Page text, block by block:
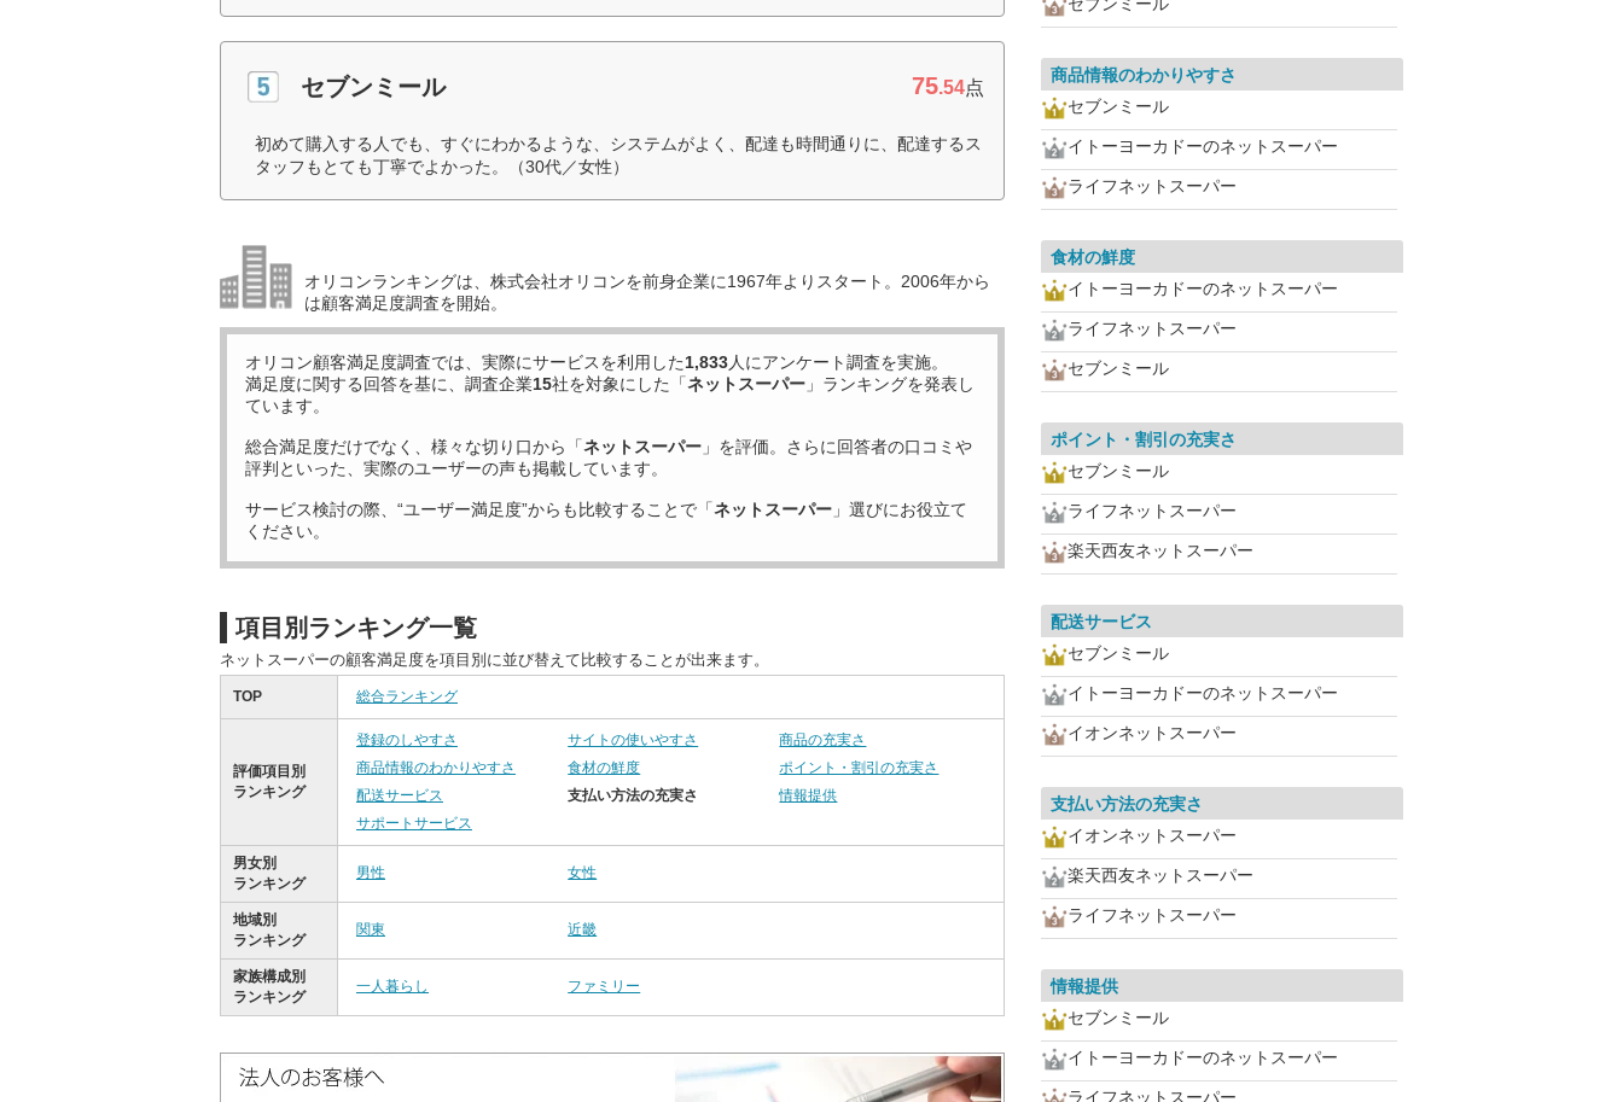
セブンミール 75.54点
初めて購入する人でも、すぐにわかるような、システムがよく、配達も時間通りに、配達するス
タッフもとても丁寧でよかった。（30代／女性）
オリコンランキングは、株式会社オリコンを前身企業に1967年よりスタート。2006年から
は顧客満足度調査を開始。
オリコン顧客満足度調査では、実際にサービスを利用した1,833人にアンケート調査を実施。
満足度に関する回答を基に、調査企業15社を対象にした「ネットスーパー 」ランキングを発表し
ています。
総合満足度だけでなく、様々な切り口から「ネットスーパー 」を評価。さらに回答者の口コミや
評判といった、実際のユーザーの声も掲載しています。
サービス検討の際、“ユーザー満足度”からも比較することで「ネットスーパー 」選びにお役立て
ください。
項目別ランキング一覧
ネットスーパーの顧客満足度を項目別に並び替えて比較することが出来ます。
TOP 総合ランキング
評価項目別
ランキング
登録のしやすさ サイトの使いやすさ
商品の充実さ
商品情報のわかりやすさ
食材の鮮度
ポイント・割引の充実さ
配送サービス
支払い方法の充実さ
情報提供
サポートサービス
男女別
ランキング
男性 女性
地域別
ランキング
関東 近畿
家族構成別
ランキング
一人暮らし ファミリー
商品情報のわかりやすさ
セブンミール
イトーヨーカドーのネットスーパー
ライフネットスーパー
食材の鮮度
イトーヨーカドーのネットスーパー
ライフネットスーパー
セブンミール
ポイント・割引の充実さ
セブンミール
ライフネットスーパー
楽天西友ネットスーパー
配送サービス
セブンミール
イトーヨーカドーのネットスーパー
イオンネットスーパー
支払い方法の充実さ
イオンネットスーパー
楽天西友ネットスーパー
ライフネットスーパー
情報提供
セブンミール
イトーヨーカドーのネットスーパー
ライフネットスーパー